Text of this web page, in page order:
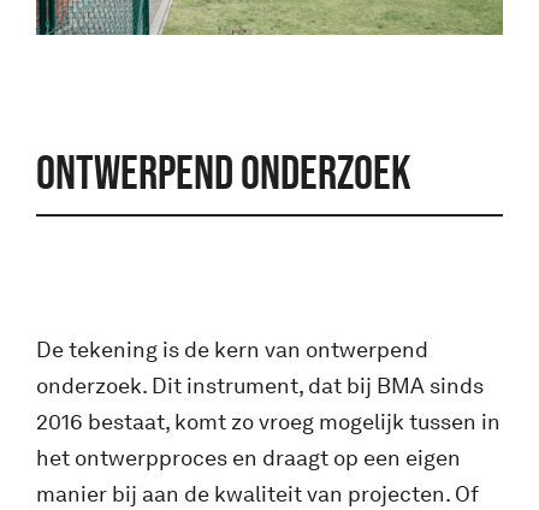
ONTWERPEND ONDERZOEK
De tekening is de kern van ontwerpend
onderzoek. Dit instrument, dat bij BMA sinds
2016 bestaat, komt zo vroeg mogelijk tussen in
het ontwerpproces en draagt op een eigen
manier bij aan de kwaliteit van projecten. Of